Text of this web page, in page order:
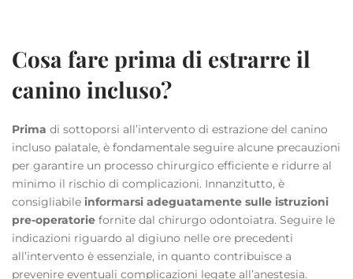
Cosa fare prima di estrarre il
canino incluso?
Prima di sottoporsi all’intervento di estrazione del canino
incluso palatale, è fondamentale seguire alcune precauzioni
per garantire un processo chirurgico efficiente e ridurre al
minimo il rischio di complicazioni. Innanzitutto, è
consigliabile informarsi adeguatamente sulle istruzioni
pre-operatorie fornite dal chirurgo odontoiatra. Seguire le
indicazioni riguardo al digiuno nelle ore precedenti
all’intervento è essenziale, in quanto contribuisce a
prevenire eventuali complicazioni legate all’anestesia.